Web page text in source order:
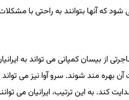
که آنها بتوانند به راحتی با
از بیسان کمپانی می تواند به
آن بهره مند شوند. سرو آوا نیز می
کند. به این ترتیب، ایرانیان می